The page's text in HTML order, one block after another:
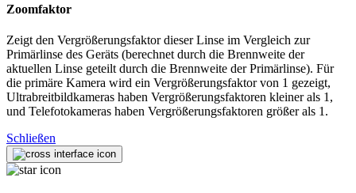
Zoomfaktor
Zeigt den Vergrößerungsfaktor dieser Linse im Vergleich zur
Primärlinse des Geräts (berechnet durch die Brennweite der
aktuellen Linse geteilt durch die Brennweite der Primärlinse). Für
die primäre Kamera wird ein Vergrößerungsfaktor von 1 gezeigt,
Ultrabreitbildkameras haben Vergrößerungsfaktoren kleiner als 1,
und Telefotokameras haben Vergrößerungsfaktoren größer als 1.
Schließen